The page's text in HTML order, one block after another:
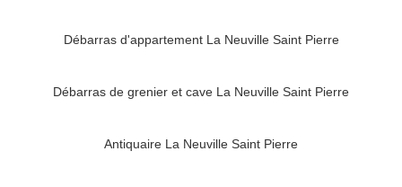
Débarras d'appartement La Neuville Saint Pierre
Débarras de grenier et cave La Neuville Saint Pierre
Antiquaire La Neuville Saint Pierre